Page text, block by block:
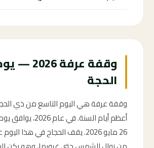
الحجة
وقفة عرفة هي اليوم التاسع من ذي
أعظم أيام السنة. في
26 مايو 2026. يقف الحجاج في هذا